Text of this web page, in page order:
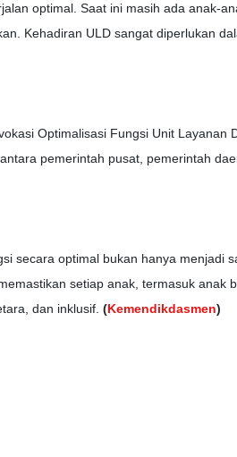
optimal. Saat ini masih ada anak-
Kehadiran ULD sangat diperlukan
Optimalisasi Fungsi Unit Layanan
pemerintah pusat, pemerintah
secara optimal bukan hanya menjadi
setiap anak, termasuk anak
dan inklusif. (Kemendikdasmen)